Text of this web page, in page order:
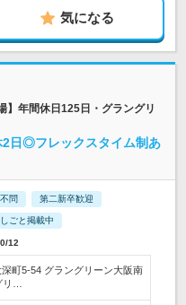
気になる
】年間休日125日・グラングリ
2日◎フレックスタイム制あ
問 第二新卒歓迎
ごと掲載中
12
町5-54 グラングリーン大阪南
…